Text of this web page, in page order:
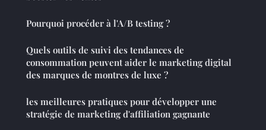
Pourquoi procéder à l'A/B testing ?
Quels outils de suivi des tendances de
consommation peuvent aider le marketing digital
des marques de montres de luxe ?
les meilleures pratiques pour développer une
stratégie de marketing d'affiliation gagnante